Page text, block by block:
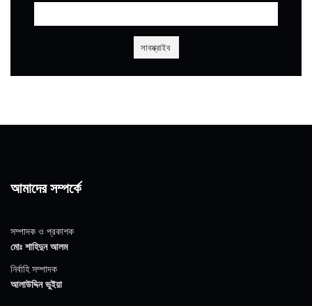
আমাদের সম্পর্কে
সম্পাদক ও প্রকাশক
মোঃ শাহিদুন আলম
নির্বাহি সম্পাদক
আলাউদ্দিন ভুইয়া